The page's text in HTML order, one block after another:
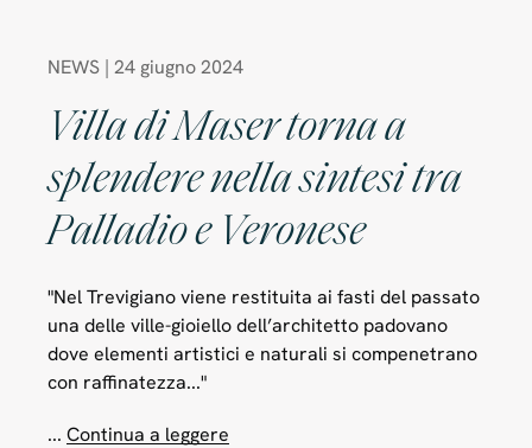
NEWS | 24 giugno 2024
Villa di Maser torna a
splendere nella sintesi tra
Palladio e Veronese
"Nel Trevigiano viene restituita ai fasti del passato
una delle ville-gioiello dell’architetto padovano
dove elementi artistici e naturali si compenetrano
con raffinatezza..."
... Continua a leggere